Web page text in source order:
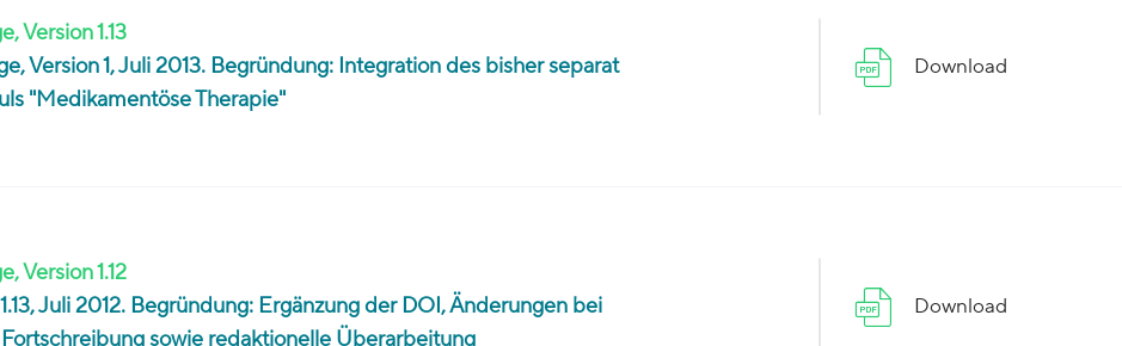
Version 1.13
Version 1, Juli 2013. Begründung: Integration des bisher separat
"Medikamentöse Therapie"
Download
Version 1.12
Juli 2012. Begründung: Ergänzung der DOI, Änderungen bei
sowie redaktionelle Überarbeitung
Download